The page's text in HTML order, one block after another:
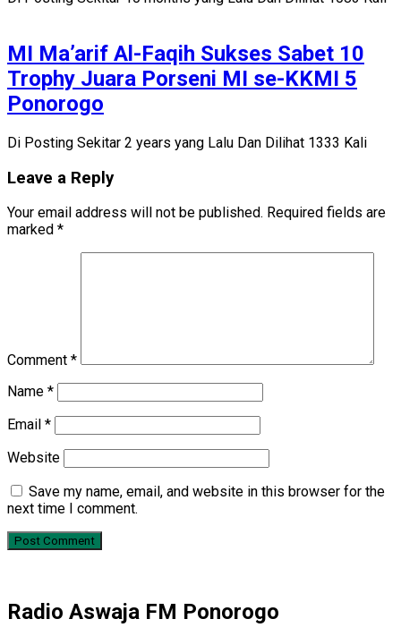
MI Ma’arif Al-Faqih Sukses Sabet 10
Trophy Juara Porseni MI se-KKMI 5
Ponorogo
Di Posting Sekitar 2 years yang Lalu Dan Dilihat 1333 Kali
Leave a Reply
Your email address will not be published. Required fields are
marked *
Comment *
Name *
Email *
Website
Save my name, email, and website in this browser for the
next time I comment.
Radio Aswaja FM Ponorogo